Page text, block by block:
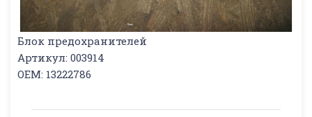
Блок предохранителей
Артикул: 003914
OEM: 13222786